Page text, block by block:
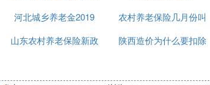
河北城乡养老金2019 农村养老保险几月份叫
山东农村养老保险新政
陕西造价为什么要扣除